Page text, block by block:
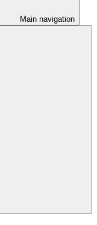
Main navigation